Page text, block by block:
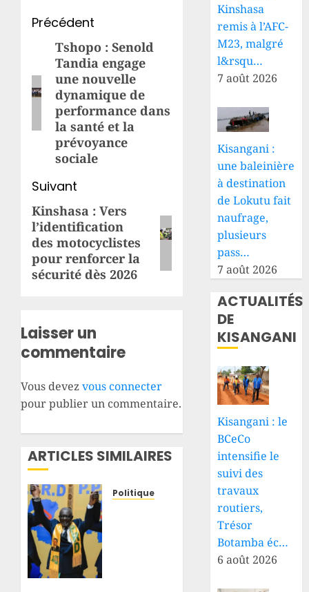
Navigation
d’article
Précédent
Article
précédent:
Tshopo : Senold
Tandia engage
une nouvelle
dynamique de
performance dans
la santé et la
prévoyance
sociale
Suivant
Article
suivant:
Kinshasa : Vers
l’identification
des motocyclistes
pour renforcer la
sécurité dès 2026
Laisser un
commentaire
Vous devezvous connecter
pour publier un commentaire.
ARTICLES SIMILAIRES
Politique
Kinshasa
remis à l’AFC-
M23, malgré
l&rsqu…
7 août 2026
Kisangani :
une baleinière
à destination
de Lokutu fait
naufrage,
plusieurs
pass…
7 août 2026
ACTUALITÉS
DE
KISANGANI
Kisangani : le
BCeCo
intensifie le
suivi des
travaux
routiers,
Trésor
Botamba éc…
6 août 2026